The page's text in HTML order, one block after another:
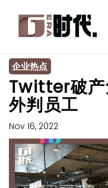
企业热点
Twitter破
外判员工
Nov 16, 2022